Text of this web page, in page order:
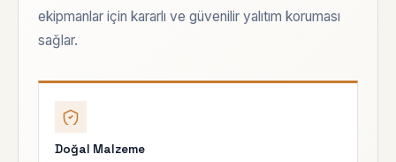
ekipmanlar için kararlı ve güvenilir yalıtım koruması
sağlar.
Doğal Malzeme